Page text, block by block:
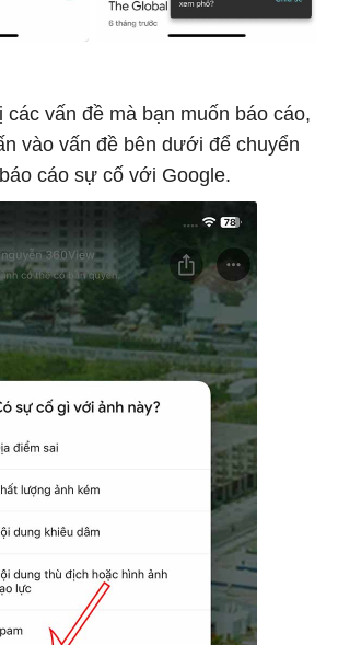
các vấn đề mà bạn muốn báo cáo,
vào vấn đề bên dưới để chuyển
cáo sự cố với Google.